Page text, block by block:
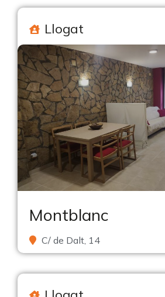
Llogat
Montblanc
C/ de Dalt, 14